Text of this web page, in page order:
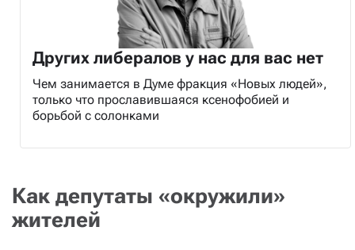
Других либералов у нас для вас нет
Чем занимается в Думе фракция «Новых людей»,
только что прославившаяся ксенофобией и
борьбой с солонками
Как депутаты «окружили»
жителей